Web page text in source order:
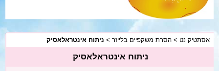
הצרת היקפים
המסת שומן
אסתטיק נט >הסרת משקפיים בלייזר > ניתוח אינטראלאסיק
ניתוח אינטראלאסיק